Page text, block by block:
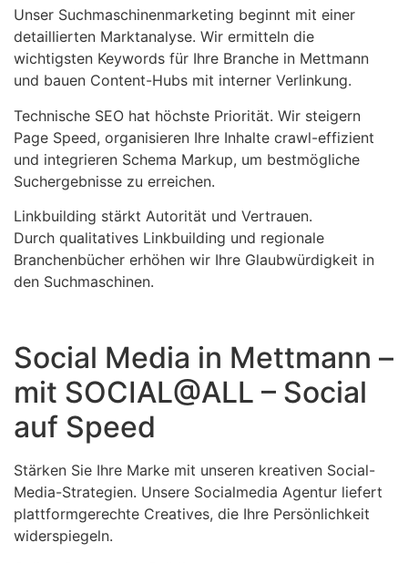
Unser Suchmaschinenmarketing beginnt mit einer
detaillierten Marktanalyse. Wir ermitteln die
wichtigsten Keywords für Ihre Branche in Mettmann
und bauen Content-Hubs mit interner Verlinkung.
Technische SEO hat höchste Priorität. Wir steigern
Page Speed, organisieren Ihre Inhalte crawl-effizient
und integrieren Schema Markup, um bestmögliche
Suchergebnisse zu erreichen.
Linkbuilding stärkt Autorität und Vertrauen.
Durch qualitatives Linkbuilding und regionale
Branchenbücher erhöhen wir Ihre Glaubwürdigkeit in
den Suchmaschinen.
Social Media in Mettmann –
mit SOCIAL@ALL – Social
auf Speed
Stärken Sie Ihre Marke mit unseren kreativen Social-
Media-Strategien. Unsere Socialmedia Agentur liefert
plattformgerechte Creatives, die Ihre Persönlichkeit
widerspiegeln.